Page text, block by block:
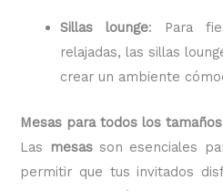
Sillas lounge: Para
relajadas, las sillas
crear un ambiente
Mesas para todos los
Las
mesasson esenciales
permitir que tus invitados